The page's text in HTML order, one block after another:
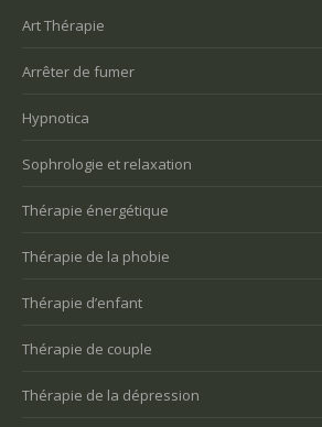
Art Thérapie
Arrêter de fumer
Hypnotica
Sophrologie et relaxation
Thérapie énergétique
Thérapie de la phobie
Thérapie d’enfant
Thérapie de couple
Thérapie de la dépression